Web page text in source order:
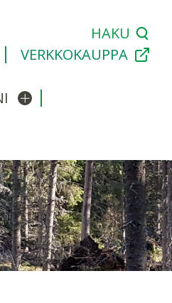
HAKU
VERKKOKAUPPA
Avaa/sulje alavalikko